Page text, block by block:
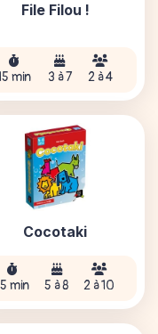
File Filou !
min 3 à 7 2 à 4
Cocotaki
min 5 à 8 2 à 10